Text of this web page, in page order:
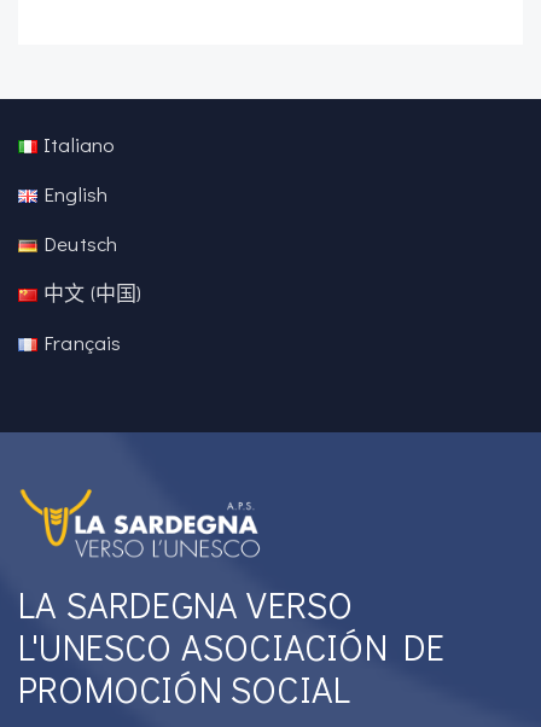
Italiano
English
Deutsch
中文 (中国)
Français
LA SARDEGNA VERSO
L'UNESCO ASOCIACIÓN DE
PROMOCIÓN SOCIAL